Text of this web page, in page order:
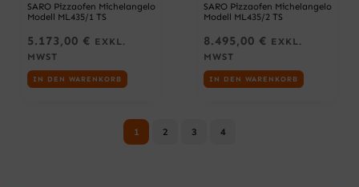
SARO Pizzaofen Michelangelo
Modell ML435/1 TS
5.173,00 € EXKL.
MWST
IN DEN WARENKORB
SARO Pizzaofen Michelangelo
Modell ML435/2 TS
8.495,00 € EXKL.
MWST
IN DEN WARENKORB
1 2 3 4